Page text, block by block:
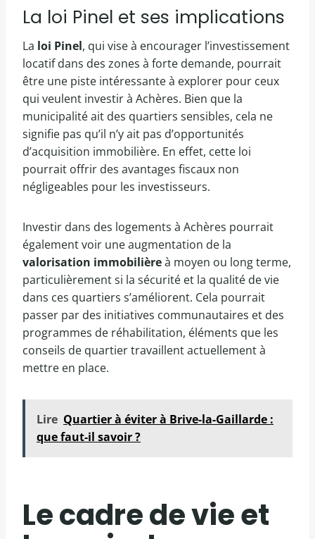
La loi Pinel et ses implications
La loi Pinel, qui vise à encourager l’investissement
locatif dans des zones à forte demande, pourrait
être une piste intéressante à explorer pour ceux
qui veulent investir à Achères. Bien que la
municipalité ait des quartiers sensibles, cela ne
signifie pas qu’il n’y ait pas d’opportunités
d’acquisition immobilière. En effet, cette loi
pourrait offrir des avantages fiscaux non
négligeables pour les investisseurs.
Investir dans des logements à Achères pourrait
également voir une augmentation de la
valorisation immobilièreà moyen ou long terme,
particulièrement si la sécurité et la qualité de vie
dans ces quartiers s’améliorent. Cela pourrait
passer par des initiatives communautaires et des
programmes de réhabilitation, éléments que les
conseils de quartier travaillent actuellement à
mettre en place.
Lire Quartier à éviter à Brive-la-Gaillarde :
que faut-il savoir ?
Le cadre de vie et